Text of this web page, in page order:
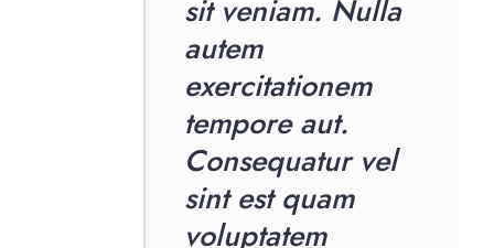
sit veniam. Nulla
autem
exercitationem
tempore aut.
Consequatur vel
sint est quam
voluptatem